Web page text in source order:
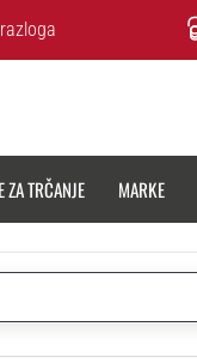
ZA TRČANJE MARKE